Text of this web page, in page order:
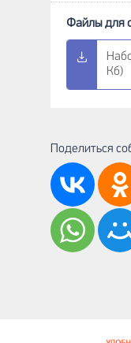
Кб)
Поделиться